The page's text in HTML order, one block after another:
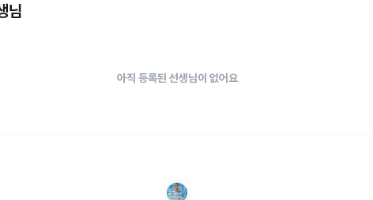
님
아직 등록된 선생님이 없어요